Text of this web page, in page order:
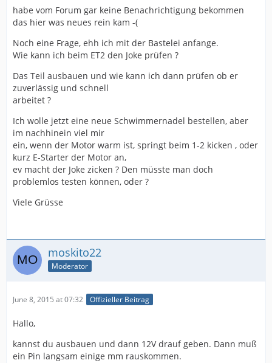
habe vom Forum gar keine Benachrichtigung bekommen
das hier was neues rein kam -(
Noch eine Frage, ehh ich mit der Bastelei anfange.
Wie kann ich beim ET2 den Joke prüfen ?
Das Teil ausbauen und wie kann ich dann prüfen ob er
zuverlässig und schnell
arbeitet ?
Ich wolle jetzt eine neue Schwimmernadel bestellen, aber
im nachhinein viel mir
ein, wenn der Motor warm ist, springt beim 1-2 kicken , oder
kurz E-Starter der Motor an,
ev macht der Joke zicken ? Den müsste man doch
problemlos testen können, oder ?
Viele Grüsse
moskito22
Moderator
June 8, 2015 at 07:32 Offizieller Beitrag
Hallo,
kannst du ausbauen und dann 12V drauf geben. Dann muß
ein Pin langsam einige mm rauskommen.